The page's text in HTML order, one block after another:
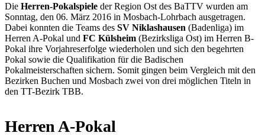
Die Herren-Pokalspiele der Region Ost des BaTTV wurden am
Sonntag, den 06. März 2016 in Mosbach-Lohrbach ausgetragen.
Dabei konnten die Teams des SV Niklashausen (Badenliga) im
Herren A-Pokal und FC Külsheim (Bezirksliga Ost) im Herren B-
Pokal ihre Vorjahreserfolge wiederholen und sich den begehrten
Pokal sowie die Qualifikation für die Badischen
Pokalmeisterschaften sichern. Somit gingen beim Vergleich mit den
Bezirken Buchen und Mosbach zwei von drei möglichen Titeln in
den TT-Bezirk TBB.
Herren A-Pokal